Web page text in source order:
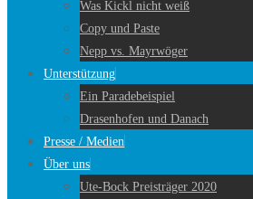
Was Kickl nicht weiß
Copy und Paste
Nepp vs. Mayrwöger
Unterstützung
Ein Paradebeispiel
Drasenhofen und Danach
Presse / Medien
Über uns
Ute-Bock Preisträger 2020